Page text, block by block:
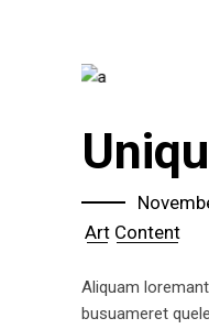
Art Content
Aliquam
busuameret